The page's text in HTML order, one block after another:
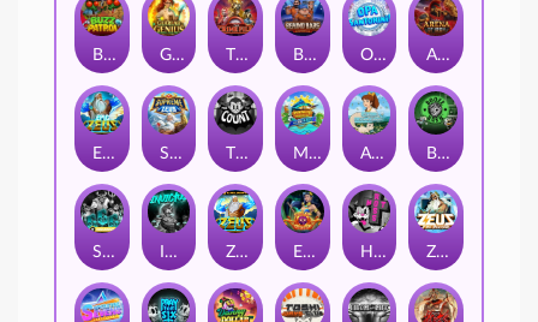
Buzz Patrol Gearlab Genius The Crime File Behind Bars: Masterplan Opa Santorini! Arena of Iron
Epic Ze Zeus Supreme Zeus THE COUNT MARLIN MASTERS: THE BIG HAUL Aiko and the Wind Spirit Booze Bash
SixSixSix Invictus Ze Zeus Eye of Medusa Hot Ross Zeus Ze Zecond